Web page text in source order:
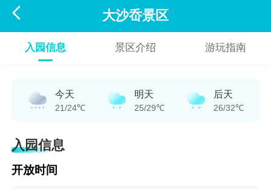
 大沙岙景区
入园信息 景区介绍 游玩指南
今天
21/24℃
明天
25/29℃
后天
26/32℃
入园信息
开放时间